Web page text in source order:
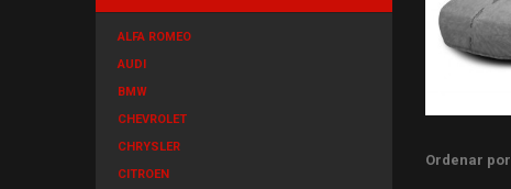
ALFA ROMEO
AUDI
BMW
CHEVROLET
CHRYSLER
CITROEN
Ordenar por